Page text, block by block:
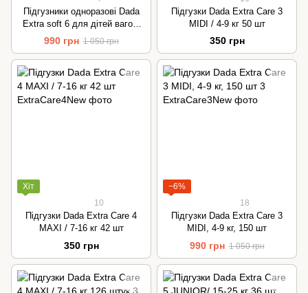
Підгузники одноразові Dada
Extra soft 6 для дітей вагою
від 16 кг 111 шт
990 грн 1 050 грн
Підгузки Dada Extra Care 3
MIDI / 4-9 кг 50 шт
350 грн
Хіт
10
Підгузки Dada Extra Care 4
MAXI / 7‑16 кг 42 шт
350 грн
−6%
18
Підгузки Dada Extra Care 3
MIDI, 4-9 кг, 150 шт
990 грн 1 050 грн